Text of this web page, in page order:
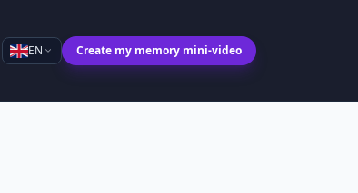
EN Create my memory mini-video